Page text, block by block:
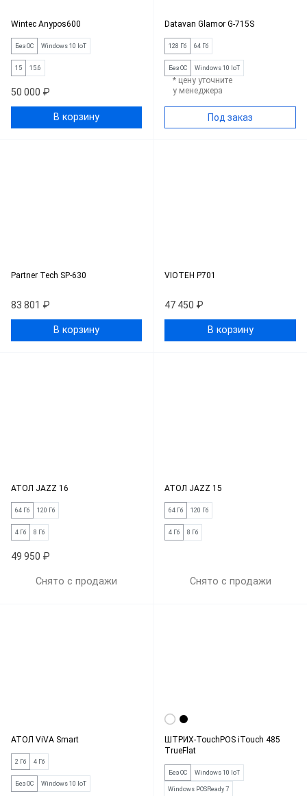
Wintec Anypos600
Без ОС Windows 10 IoT
15 15.6
50 000 ₽
В корзину
Datavan Glamor G-715S
128 Гб 64 Гб
Без ОС Windows 10 IoT
* цену уточните
у менеджера
Под заказ
Partner Tech SP-630
83 801 ₽
В корзину
VIOTEH P701
47 450 ₽
В корзину
АТОЛ JAZZ 16
64 Гб 120 Гб
4 Гб 8 Гб
49 950 ₽
Снято с продажи
АТОЛ JAZZ 15
64 Гб 120 Гб
4 Гб 8 Гб
Снято с продажи
АТОЛ ViVA Smart
2 Гб 4 Гб
Без ОС Windows 10 IoT
ШТРИХ-TouchPOS iTouch 485
TrueFlat
Без ОС Windows 10 IoT
Windows POSReady 7